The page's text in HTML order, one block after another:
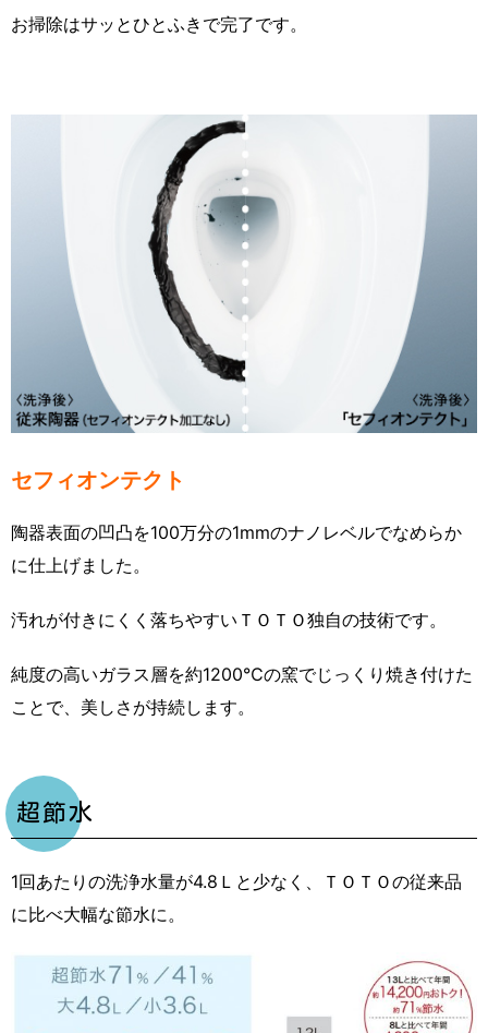
お掃除はサッとひとふきで完了です。
セフィオンテクト
陶器表面の凹凸を100万分の1mmのナノレベルでなめらか
に仕上げました。
汚れが付きにくく落ちやすいＴＯＴＯ独自の技術です。
純度の高いガラス層を約1200℃の窯でじっくり焼き付けた
ことで、美しさが持続します。
超節水
1回あたりの洗浄水量が4.8Ｌと少なく、ＴＯＴＯの従来品
に比べ大幅な節水に。